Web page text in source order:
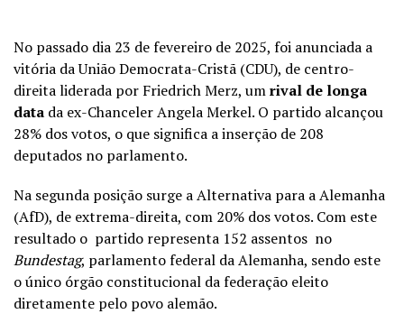
No passado dia 23 de fevereiro de 2025, foi anunciada a
vitória da União Democrata-Cristã (CDU), de centro-
direita liderada por Friedrich Merz, umrival de longa
data da ex-Chanceler Angela Merkel. O partido alcançou
28% dos votos, o que significa a inserção de 208
deputados no parlamento.
Na segunda posição surge a Alternativa para a Alemanha
(AfD), de extrema-direita, com 20% dos votos. Com este
resultado o partido representa 152 assentos no
Bundestag, parlamento federal da Alemanha, sendo este
o único órgão constitucional da federação eleito
diretamente pelo povo alemão.